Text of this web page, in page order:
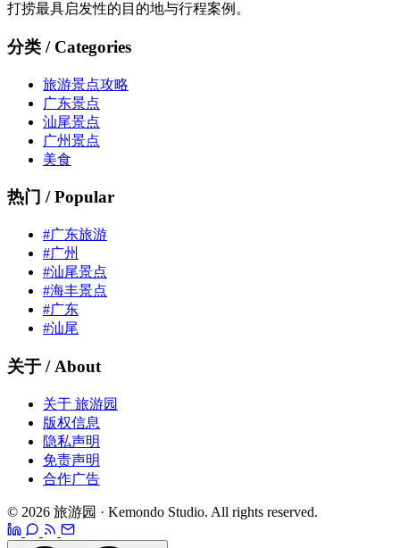
打捞最具启发性的目的地与行程案例。
分类 / Categories
旅游景点攻略
广东景点
汕尾景点
广州景点
美食
热门 / Popular
#广东旅游
#广州
#汕尾景点
#海丰景点
#广东
#汕尾
关于 / About
关于 旅游园
版权信息
隐私声明
免责声明
合作广告
© 2026 旅游园 · Kemondo Studio. All rights reserved.